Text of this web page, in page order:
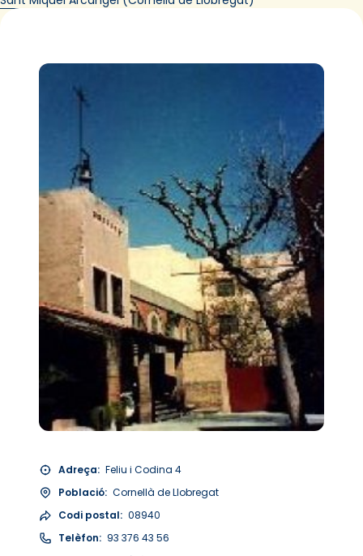
Adreça: Feliu i Codina 4
Població: Cornellà de Llobregat
Codi postal: 08940
Telèfon: 93 376 43 56